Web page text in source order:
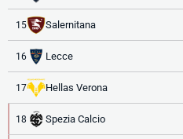
15 Salernitana
16 Lecce
17 Hellas Verona
18 Spezia Calcio